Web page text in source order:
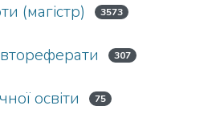
(магістр) 3573
307
освіти 75